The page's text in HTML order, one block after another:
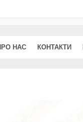
НАС КОНТАКТИ